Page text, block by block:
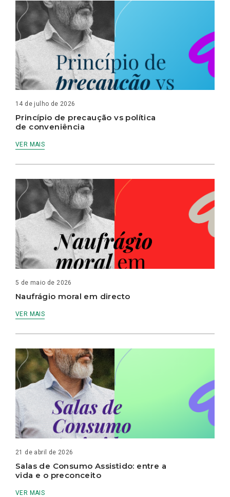
14 de julho de 2026
Princípio de precaução vs política
de conveniência
VER MAIS
5 de maio de 2026
Naufrágio moral em directo
VER MAIS
21 de abril de 2026
Salas de Consumo Assistido: entre a
vida e o preconceito
VER MAIS